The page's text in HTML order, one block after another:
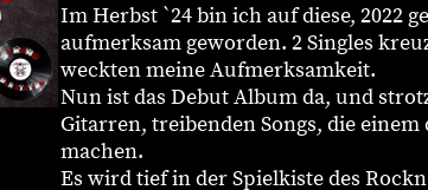
Im Herbst `24 bin ich auf diese, 2022
aufmerksam geworden. 2 Singles
weckten meine Aufmerksamkeit.
Nun ist das Debut Album da, und
Gitarren, treibenden Songs, die
machen.
Es wird tief in der Spielkiste des